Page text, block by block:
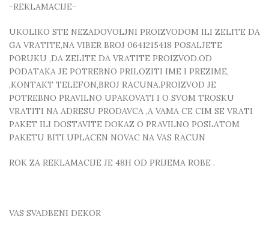
-REKLAMACIJE-
UKOLIKO STE NEZADOVOLJNI PROIZVODOM ILI ZELITE DA
GA VRATITE,NA VIBER BROJ 0641215418 POSALJETE
PORUKU ,DA ZELITE DA VRATITE PROIZVOD.OD
PODATAKA JE POTREBNO PRILOZITI IME I PREZIME,
,KONTAKT TELEFON,BROJ RACUNA.PROIZVOD JE
POTREBNO PRAVILNO UPAKOVATI I O SVOM TROSKU
VRATITI NA ADRESU PRODAVCA ,A VAMA CE CIM SE VRATI
PAKET ILI DOSTAVITE DOKAZ O PRAVILNO POSLATOM
PAKETU BITI UPLACEN NOVAC NA VAS RACUN
ROK ZA REKLAMACIJE JE 48H OD PRIJEMA ROBE .
VAS SVADBENI DEKOR